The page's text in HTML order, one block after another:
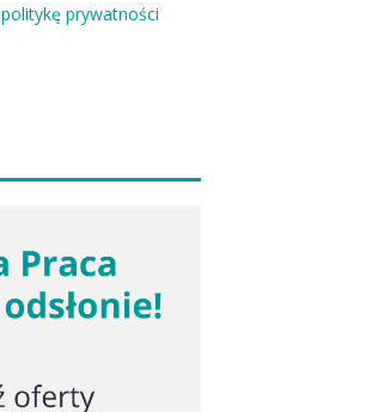
politykę prywatności